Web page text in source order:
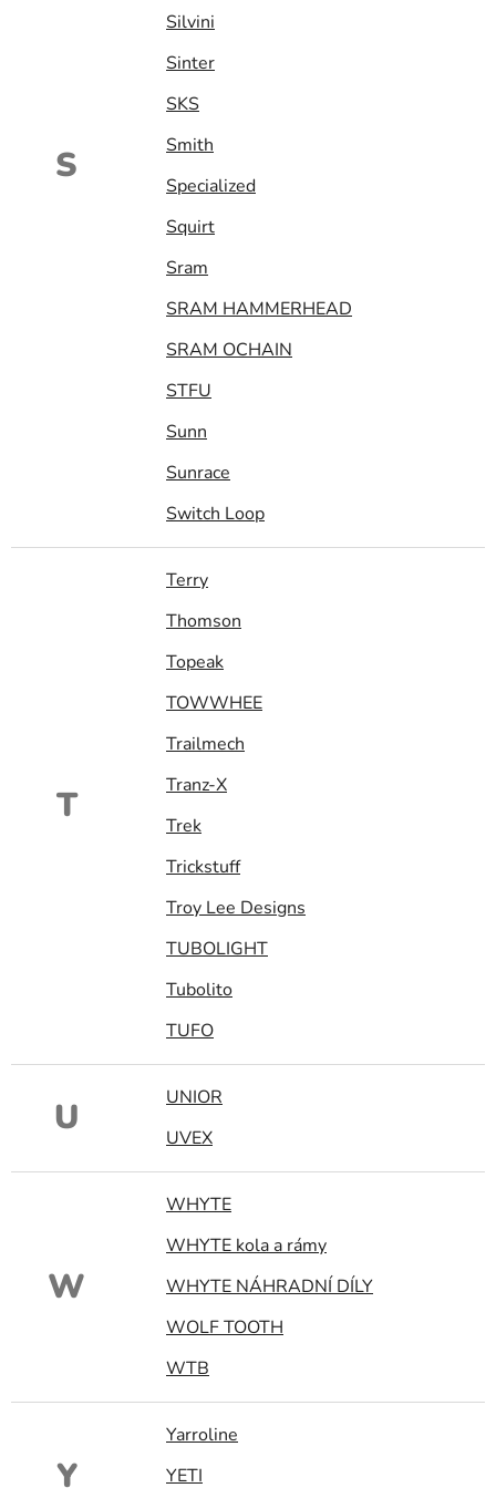
S
Silvini
Sinter
SKS
Smith
Specialized
Squirt
Sram
SRAM HAMMERHEAD
SRAM OCHAIN
STFU
Sunn
Sunrace
Switch Loop
T
Terry
Thomson
Topeak
TOWWHEE
Trailmech
Tranz-X
Trek
Trickstuff
Troy Lee Designs
TUBOLIGHT
Tubolito
TUFO
U
UNIOR
UVEX
W
WHYTE
WHYTE kola a rámy
WHYTE NÁHRADNÍ DÍLY
WOLF TOOTH
WTB
Y
Yarroline
YETI